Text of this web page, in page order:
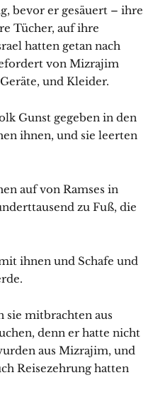
bevor er gesäuert – ihre
Tücher, auf ihre
hatten getan nach
von Mizrajim
und Kleider.
Gunst gegeben in den
ihnen, und sie leerten
auf von Ramses in
zu Fuß, die
ihnen und Schafe und
sie mitbrachten aus
denn er hatte nicht
aus Mizrajim, und
Reisezehrung hatten